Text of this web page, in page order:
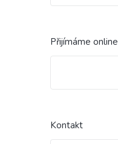
Přijímáme
Kontakt